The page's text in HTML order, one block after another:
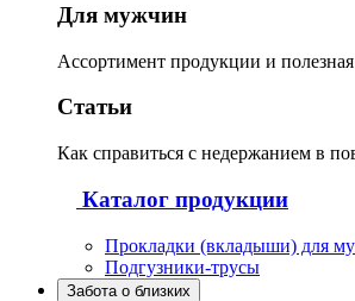
Для мужчин
Ассортимент продукции и
Статьи
Как справиться с недержанием в
Каталог продукции
Прокладки (вкладыши) для
Подгузники-трусы
Забота о близких